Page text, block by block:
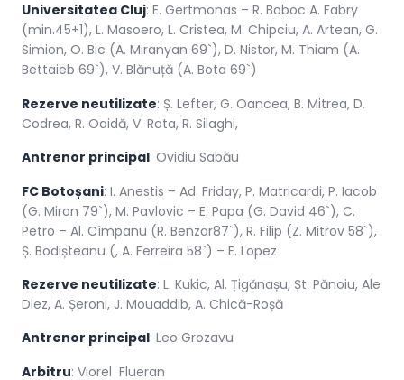
Universitatea Cluj: E. Gertmonas – R. Boboc A. Fabry
(min.45+1), L. Masoero, L. Cristea, M. Chipciu, A. Artean, G.
Simion, O. Bic (A. Miranyan 69`), D. Nistor, M. Thiam (A.
Bettaieb 69`), V. Blănuță (A. Bota 69`)
Rezerve neutilizate: Ș. Lefter, G. Oancea, B. Mitrea, D.
Codrea, R. Oaidă, V. Rata, R. Silaghi,
Antrenor principal: Ovidiu Sabău
FC Botoșani: I. Anestis – Ad. Friday, P. Matricardi, P. Iacob
(G. Miron 79`), M. Pavlovic – E. Papa (G. David 46`), C.
Petro – Al. Cîmpanu (R. Benzar87`), R. Filip (Z. Mitrov 58`),
Ș. Bodișteanu (, A. Ferreira 58`) – E. Lopez
Rezerve neutilizate: L. Kukic, Al. Țigănașu, Șt. Pănoiu, Ale
Diez, A. Șeroni, J. Mouaddib, A. Chică-Roșă
Antrenor principal: Leo Grozavu
Arbitru: Viorel Flueran